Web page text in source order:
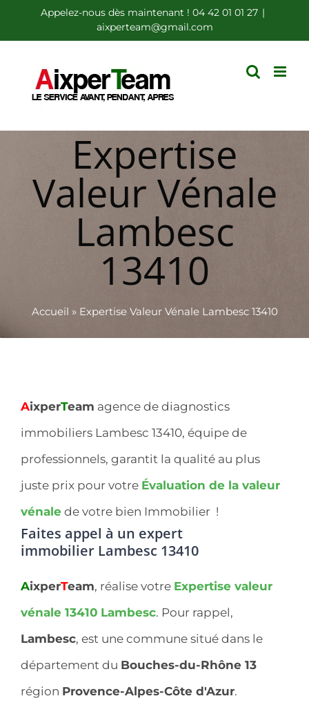
au
contenu
Appelez-nous dès maintenant ! 04 42 01 01 27 |
aixperteam@gmail.com
Expertise
Valeur Vénale
Lambesc
13410
Accueil » Expertise Valeur Vénale Lambesc 13410
AixperTeam agence de diagnostics
immobiliers Lambesc 13410, équipe de
professionnels, garantit la qualité au plus
juste prix pour votre Évaluation de la valeur
vénale de votre bien Immobilier !
Faites appel à un expert
immobilier Lambesc 13410
AixperTeam, réalise votre Expertise valeur
vénale 13410 Lambesc. Pour rappel,
Lambesc, est une commune situé dans le
département du Bouches-du-Rhône 13
région Provence-Alpes-Côte d'Azur.